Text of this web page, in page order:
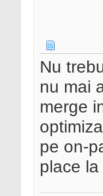
Nu
nu mai
merge
pe on-
place